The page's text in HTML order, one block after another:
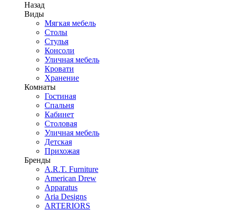
Назад
Виды
Мягкая мебель
Столы
Стулья
Консоли
Уличная мебель
Кровати
Хранение
Комнаты
Гостиная
Спальня
Кабинет
Столовая
Уличная мебель
Детская
Прихожая
Бренды
A.R.T. Furniture
American Drew
Apparatus
Aria Designs
ARTERIORS